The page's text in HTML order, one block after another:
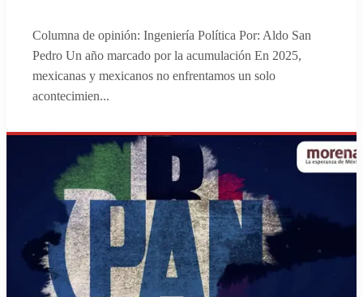
Columna de opinión: Ingeniería Política Por: Aldo San
Pedro Un año marcado por la acumulación En 2025,
mexicanas y mexicanos no enfrentamos un solo
acontecimien...